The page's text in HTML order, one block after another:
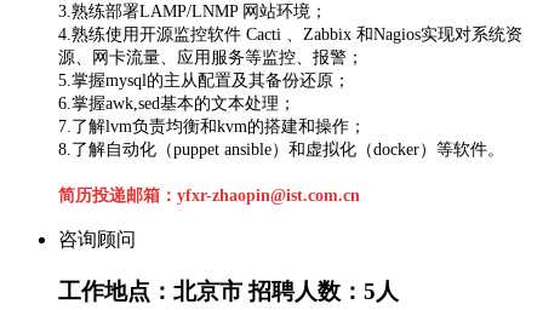
3.熟练部署LAMP/LNMP 网站环境；
4.熟练使用开源监控软件 Cacti 、Zabbix 和Nagios实现对系统资
源、网卡流量、应用服务等监控、报警；
5.掌握mysql的主从配置及其备份还原；
6.掌握awk,sed基本的文本处理；
7.了解lvm负责均衡和kvm的搭建和操作；
8.了解自动化（puppet ansible）和虚拟化（docker）等软件。
简历投递邮箱：yfxr-zhaopin@ist.com.cn
咨询顾问
工作地点：北京市 招聘人数：5人